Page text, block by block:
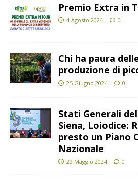
Premio Extra in
4 Agosto 2024 0
Chi ha paura
produzione di
25 Giugno 2024 0
Stati Generali
Siena, Loiodice:
presto un Piano
Nazionale
29 Maggio 2024 0